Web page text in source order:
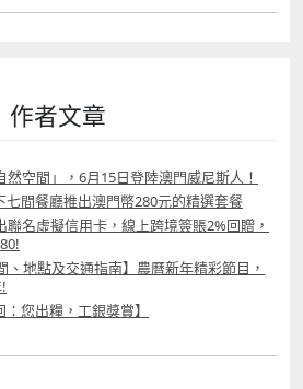
作者文章
然空間」，6月15日登陸澳門威尼斯人！
七間餐廳推出澳門幣280元的精選套餐
聯名虛擬信用卡，線上跨境簽賬2%回贈，
、地點及交通指南】農曆新年精彩節目，
：您出糧，工銀獎賞】